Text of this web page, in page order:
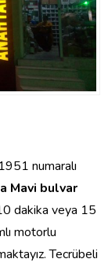
numaralı
Mavi bulvar
dakika veya 15
motorlu
Tecrübeli